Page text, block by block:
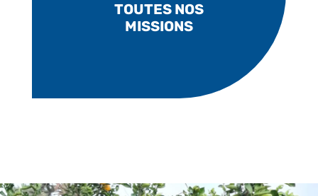
TOUTES NOS
MISSIONS